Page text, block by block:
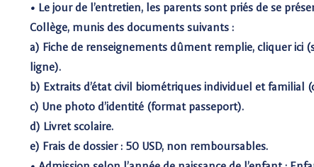
• Le jour de l’entretien, les parents sont priés de se
Collège, munis des documents suivants :
a) Fiche de renseignements dûment remplie, cliquer ici
ligne).
b) Extraits d’état civil biométriques individuel et familial
c) Une photo d’identité (format passeport).
d) Livret scolaire.
e) Frais de dossier : 50 USD, non remboursables.